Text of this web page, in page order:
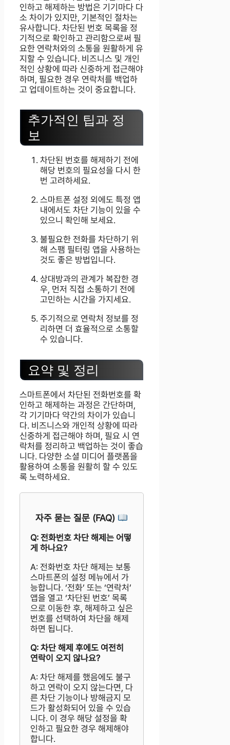
인하고 해제하는 방법은 기기마다 다
소 차이가 있지만, 기본적인 절차는
유사합니다. 차단된 번호 목록을 정
기적으로 확인하고 관리함으로써 필
요한 연락처와의 소통을 원활하게 유
지할 수 있습니다. 비즈니스 및 개인
적인 상황에 따라 신중하게 접근해야
하며, 필요한 경우 연락처를 백업하
고 업데이트하는 것이 중요합니다.
추가적인 팁과 정
보
차단된 번호를 해제하기 전에
해당 번호의 필요성을 다시 한
번 고려하세요.
스마트폰 설정 외에도 특정 앱
내에서도 차단 기능이 있을 수
있으니 확인해 보세요.
불필요한 전화를 차단하기 위
해 스팸 필터링 앱을 사용하는
것도 좋은 방법입니다.
상대방과의 관계가 복잡한 경
우, 먼저 직접 소통하기 전에
고민하는 시간을 가지세요.
주기적으로 연락처 정보를 정
리하면 더 효율적으로 소통할
수 있습니다.
요약 및 정리
스마트폰에서 차단된 전화번호를 확
인하고 해제하는 과정은 간단하며,
각 기기마다 약간의 차이가 있습니
다. 비즈니스와 개인적 상황에 따라
신중하게 접근해야 하며, 필요 시 연
락처를 정리하고 백업하는 것이 좋습
니다. 다양한 소셜 미디어 플랫폼을
활용하여 소통을 원활히 할 수 있도
록 노력하세요.
자주 묻는 질문 (FAQ)
Q: 전화번호 차단 해제는 어떻
게 하나요?
A: 전화번호 차단 해제는 보통
스마트폰의 설정 메뉴에서 가
능합니다. ‘전화’ 또는 ‘연락처’
앱을 열고 ‘차단된 번호’ 목록
으로 이동한 후, 해제하고 싶은
번호를 선택하여 차단을 해제
하면 됩니다.
Q: 차단 해제 후에도 여전히
연락이 오지 않나요?
A: 차단 해제를 했음에도 불구
하고 연락이 오지 않는다면, 다
른 차단 기능이나 방해금지 모
드가 활성화되어 있을 수 있습
니다. 이 경우 해당 설정을 확
인하고 필요한 경우 해제해야
합니다.